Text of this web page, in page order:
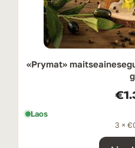
«Prymat»
g
€
Laos
3 × €